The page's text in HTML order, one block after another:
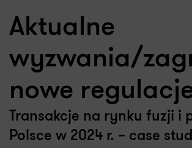
Aktualne
wyzwania/
nowe
Transakcje na rynku fuzji i
Polsce w 2024 r. – case